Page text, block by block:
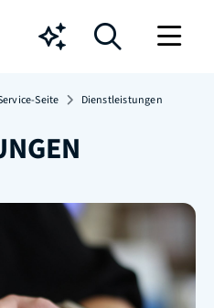
Chatbot
Seite Dienstleistungen